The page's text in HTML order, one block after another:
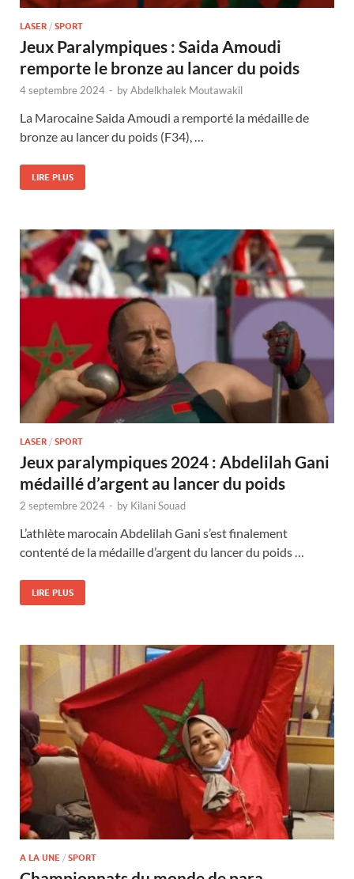
LASER / SPORT
Jeux Paralympiques : Saida Amoudi
remporte le bronze au lancer du poids
4 septembre 2024 - byAbdelkhalek Moutawakil
La Marocaine Saida Amoudi a remporté la médaille de
bronze au lancer du poids (F34), …
LIRE PLUS
LASER / SPORT
Jeux paralympiques 2024 : Abdelilah Gani
médaillé d’argent au lancer du poids
2 septembre 2024 - by Kilani Souad
L’athlète marocain Abdelilah Gani s’est finalement
contenté de la médaille d’argent du lancer du poids …
LIRE PLUS
A LA UNE / SPORT